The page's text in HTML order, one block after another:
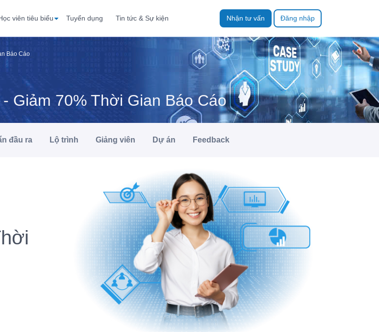
viên tiêu biểu Tuyển dụng Tin tức & Sự kiện Nhận tư vấn Đăng nhập
Báo Cáo
Giảm 70% Thời Gian Báo Cáo
đầu ra Lộ trình Giảng viên Dự án Feedback